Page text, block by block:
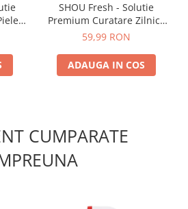
SHOU Fresh - Solutie
Premium Curatare Zilnica
100ml
59,99 RON
ADAUGA IN COS
CUMPARATE